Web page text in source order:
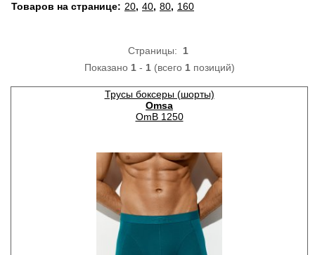
Товаров на странице: 20, 40, 80, 160
Страницы: 1
Показано 1- 1(всего 1позиций)
Трусы боксеры (шорты)
Omsa
OmB 1250